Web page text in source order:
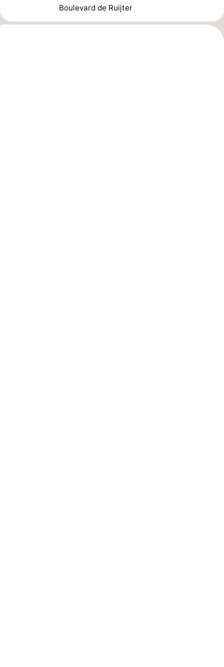
Boulevard de Ruijter